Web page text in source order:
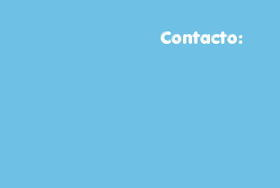
Contacto: